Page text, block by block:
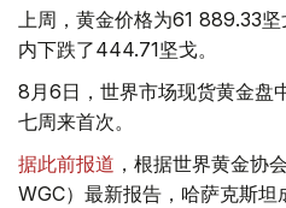
上周，黄金价格为61 889.33
内下跌了444.71坚戈。
8月6日，世界市场现货黄金盘
七周来首次。
据此前报道 ，根据世界黄金协
WGC）最新报告，哈萨克斯